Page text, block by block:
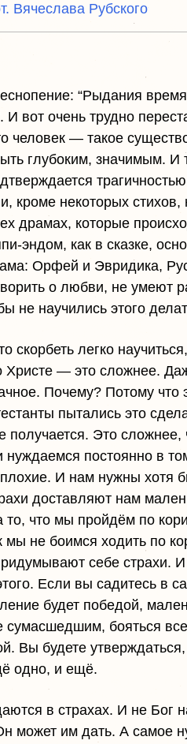
Вячеслава Рубского
“Рыдания
И вот очень трудно
человек — такое
глубоким, значимым.
кроме некоторых
драмах, которые
эндом, как в сказке,
Орфей и Эвридика,
о любви, не умеют
не научились этого
скорбеть легко
Христе — это сложнее.
Почему? Потому что
пытались это
получается. Это
постоянно в
И нам нужны
доставляют нам
то, что мы пройдём по
мы не боимся ходить по
себе страхи. И
Если вы садитесь в
будет победой,
бояться
Вы будете
одно, и ещё.
в страхах. И не Бог
может им дать. А самое